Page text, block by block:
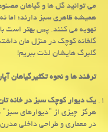
می توانید گل ها و گیاهان
همیشه ظاهری سبز دارند؛ اما
تهویه می کنند. پس بهتر است با
گلخانه کوچک در منزل مان
گلبرگ هایشان لذت ببریم!
ترفند ها و نحوه تکثیرگیاهان
یک دیوار کوچک سبز در خانه تان
هرگز چیزی از "دیوارهای سبز"
در معماری و طراحی داخلی